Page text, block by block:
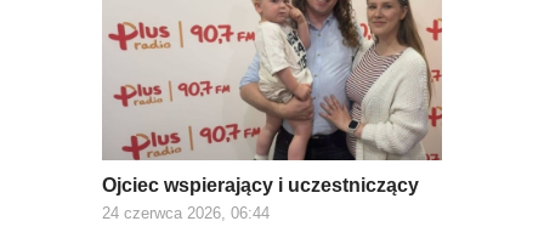
Ojciec wspierający i uczestniczący
24 czerwca 2026, 06:44